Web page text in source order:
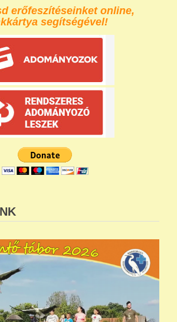
erőfeszítéseinket online,
segítségével!